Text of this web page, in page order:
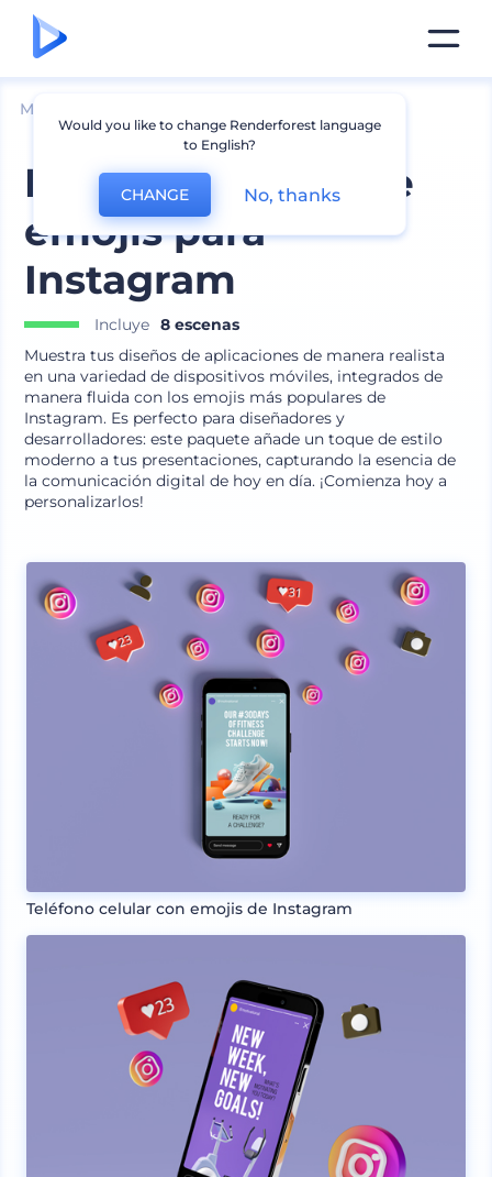
Mockups
Kit de mockups de
emojis para
Instagram
Incluye 8 escenas
Muestra tus diseños de aplicaciones de manera realista
en una variedad de dispositivos móviles, integrados de
manera fluida con los emojis más populares de
Instagram. Es perfecto para diseñadores y
desarrolladores: este paquete añade un toque de estilo
moderno a tus presentaciones, capturando la esencia de
la comunicación digital de hoy en día. ¡Comienza hoy a
personalizarlos!
Teléfono celular con emojis de Instagram
Would you like to change Renderforest language
to English?
CHANGE No, thanks